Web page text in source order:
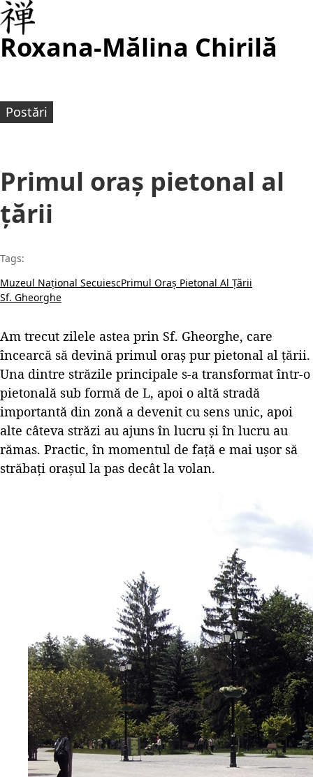
Roxana-Mălina Chirilă
Postări
Primul oraș pietonal al
țării
Tags:
Muzeul Național SecuiescPrimul Oraș Pietonal Al Țării
Sf. Gheorghe
Am trecut zilele astea prin Sf. Gheorghe, care
încearcă să devină primul oraș pur pietonal al țării.
Una dintre străzile principale s-a transformat într-o
pietonală sub formă de L, apoi o altă stradă
importantă din zonă a devenit cu sens unic, apoi
alte câteva străzi au ajuns în lucru și în lucru au
rămas. Practic, în momentul de față e mai ușor să
străbați orașul la pas decât la volan.